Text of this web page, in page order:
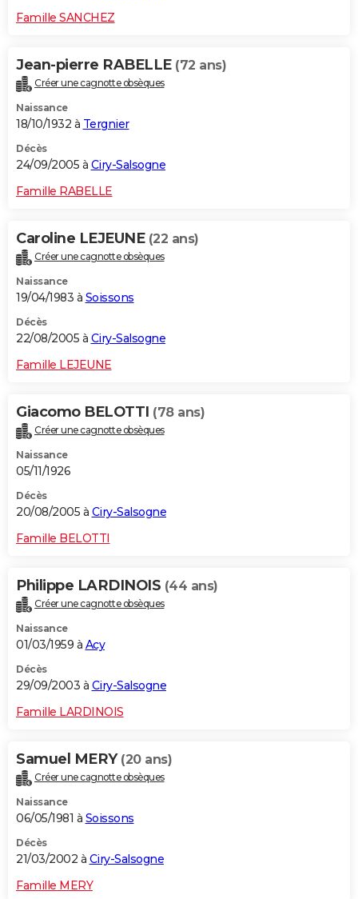
Famille SANCHEZ
Jean-pierre RABELLE (72 ans)
Créer une cagnotte obsèques
Naissance
18/10/1932 à Tergnier
Décès
24/09/2005 à Ciry-Salsogne
Famille RABELLE
Caroline LEJEUNE (22 ans)
Créer une cagnotte obsèques
Naissance
19/04/1983 à Soissons
Décès
22/08/2005 à Ciry-Salsogne
Famille LEJEUNE
Giacomo BELOTTI (78 ans)
Créer une cagnotte obsèques
Naissance
05/11/1926
Décès
20/08/2005 à Ciry-Salsogne
Famille BELOTTI
Philippe LARDINOIS (44 ans)
Créer une cagnotte obsèques
Naissance
01/03/1959 à Acy
Décès
29/09/2003 à Ciry-Salsogne
Famille LARDINOIS
Samuel MERY (20 ans)
Créer une cagnotte obsèques
Naissance
06/05/1981 à Soissons
Décès
21/03/2002 à Ciry-Salsogne
Famille MERY